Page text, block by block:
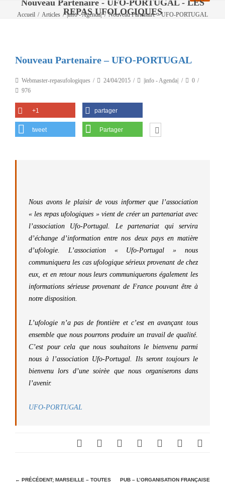
Nouveau Partenaire - UFO-PORTUGAL - LES
REPAS UFOLOGIQUES
Accueil / Articles / |info - Agenda| / Nouveau Partenaire – UFO-PORTUGAL
Nouveau Partenaire – UFO-PORTUGAL
Webmaster-repasufologiques 24/04/2015 |info - Agenda|
0
976
+1 partager
tweet Partager
Nous avons le plaisir de vous informer que l’association
« les repas ufologiques » vient de créer un partenariat avec
l’association Ufo-Portugal. Le partenariat qui servira
d’échange d’information entre nos deux pays en matière
d’ufologie. L’association « Ufo-Portugal » nous
communiquera les cas ufologique sérieux provenant de chez
eux, et en retour nous leurs communiquerons également les
informations sérieuse provenant de France pouvant être à
notre disposition.
L’ufologie n’a pas de frontière et c’est en avançant tous
ensemble que nous pourrons produire un travail de qualité.
C’est pour cela que nous souhaitons le bienvenu parmi
nous à l’association Ufo-Portugal. Ils seront toujours le
bienvenu lors d’une soirèe que nous organiserons dans
l’avenir.
UFO-PORTUGAL
N
← PRÉCÉDENT; MARSEILLE – TOUTES PUB – L’ORGANISATION FRANÇAISE